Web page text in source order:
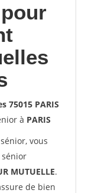
75015 PARIS
à PARIS
vous
MUTUELLE.
de bien